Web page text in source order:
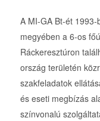
A MI-GA Bt-ét
megyében a 6-os
Ráckeresztúron
ország területén
szakfeladatok
és eseti megbízás
színvonalú